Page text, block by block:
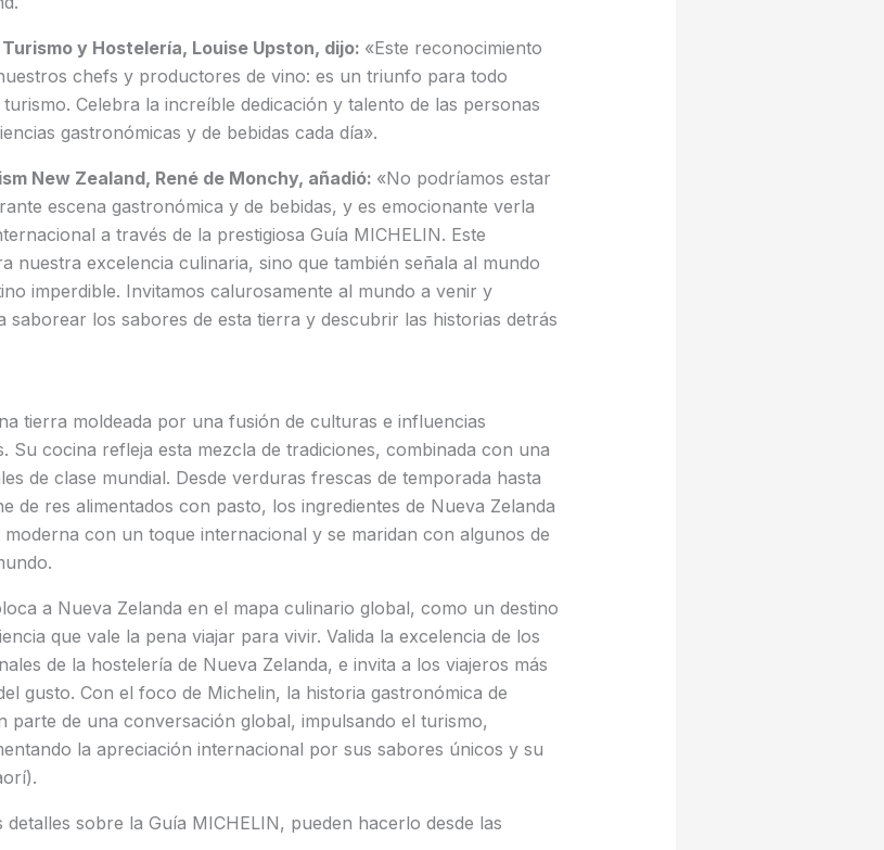
y Hostelería, Louise Upston, dijo: «Este reconocimiento
chefs y productores de vino: es un triunfo para todo
Celebra la increíble dedicación y talento de las personas
gastronómicas y de bebidas cada día».
New Zealand, René de Monchy, añadió: «No podríamos estar
escena gastronómica y de bebidas, y es emocionante verla
a través de la prestigiosa Guía MICHELIN. Este
nuestra excelencia culinaria, sino que también señala al mundo
imperdible. Invitamos calurosamente al mundo a venir y
saborear los sabores de esta tierra y descubrir las historias detrás
tierra moldeada por una fusión de culturas e influencias
Su cocina refleja esta mezcla de tradiciones, combinada con una
de clase mundial. Desde verduras frescas de temporada hasta
de res alimentados con pasto, los ingredientes de Nueva Zelanda
con un toque internacional y se maridan con algunos de
a Nueva Zelanda en el mapa culinario global, como un destino
que vale la pena viajar para vivir. Valida la excelencia de los
de la hostelería de Nueva Zelanda, e invita a los viajeros más
gusto. Con el foco de Michelin, la historia gastronómica de
parte de una conversación global, impulsando el turismo,
la apreciación internacional por sus sabores únicos y su
detalles sobre la Guía MICHELIN, pueden hacerlo desde las